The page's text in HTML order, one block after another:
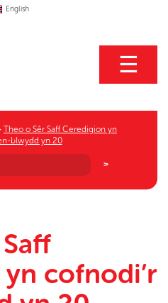
English
☰
Theo o Sêr Saff Ceredigion yn
blwydd yn 20
cofnodi’r